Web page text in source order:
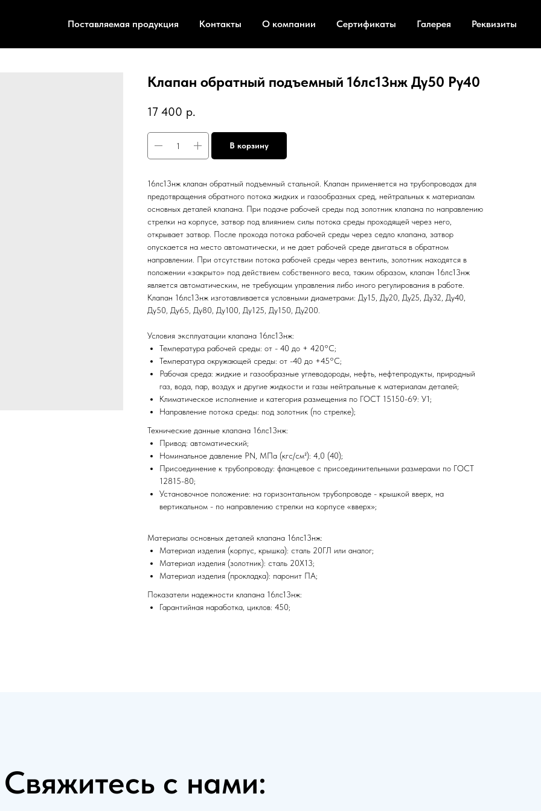
Поставляемая продукция Контакты О компании Сертификаты Галерея Реквизиты
Клапан обратный подъемный 16лс13нж Ду50 Ру40
17 400 р.
В корзину
16лс13нж клапан обратный подъемный стальной. Клапан применяется на трубопроводах для
предотвращения обратного потока жидких и газообразных сред, нейтральных к материалам
основных деталей клапана. При подаче рабочей среды под золотник клапана по направлению
стрелки на корпусе, затвор под влиянием силы потока среды проходящей через него,
открывает затвор. После прохода потока рабочей среды через седло клапана, затвор
опускается на место автоматически, и не дает рабочей среде двигаться в обратном
направлении. При отсутствии потока рабочей среды через вентиль, золотник находятся в
положении «закрыто» под действием собственного веса, таким образом, клапан 16лс13нж
является автоматическим, не требующим управления либо иного регулирования в работе.
Клапан 16лс13нж изготавливается условными диаметрами: Ду15, Ду20, Ду25, Ду32, Ду40,
Ду50, Ду65, Ду80, Ду100, Ду125, Ду150, Ду200.
Условия эксплуатации клапана 16лс13нж:
Температура рабочей среды: от - 40 до + 420°С;
Температура окружающей среды: от -40 до +45°С;
Рабочая среда: жидкие и газообразные углеводороды, нефть, нефтепродукты, природный
газ, вода, пар, воздух и другие жидкости и газы нейтральные к материалам деталей;
Климатическое исполнение и категория размещения по ГОСТ 15150-69: У1;
Направление потока среды: под золотник (по стрелке);
Технические данные клапана 16лс13нж:
Привод: автоматический;
Номинальное давление PN, МПа (кгс/см²): 4,0 (40);
Присоединение к трубопроводу: фланцевое с присоединительными размерами по ГОСТ
12815-80;
Установочное положение: на горизонтальном трубопроводе - крышкой вверх, на
вертикальном - по направлению стрелки на корпусе «вверх»;
Материалы основных деталей клапана 16лс13нж:
Материал изделия (корпус, крышка): сталь 20ГЛ или аналог;
Материал изделия (золотник): сталь 20Х13;
Материал изделия (прокладка): паронит ПА;
Показатели надежности клапана 16лс13нж:
Гарантийная наработка, циклов: 450;
Свяжитесь с нами: